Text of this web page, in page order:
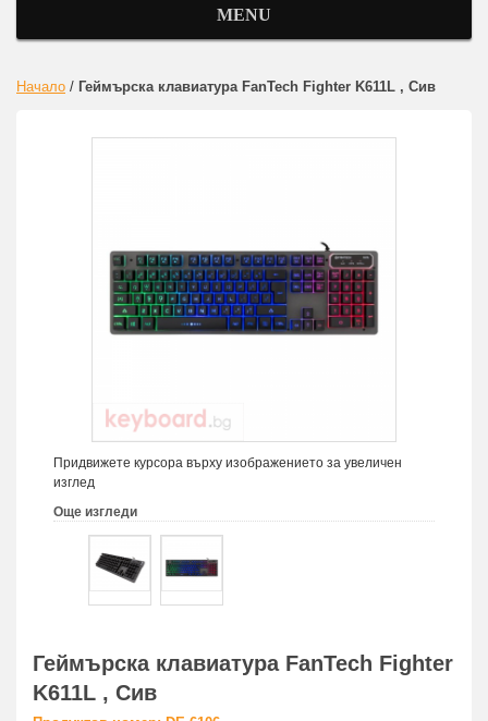
MENU
Начало / Геймърска клавиатура FanTech Fighter K611L , Сив
Придвижете курсора върху изображението за увеличен
изглед
Още изгледи
Геймърска клавиатура FanTech Fighter
K611L , Сив